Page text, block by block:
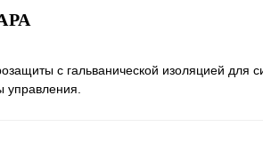
с гальванической изоляцией для
управления.